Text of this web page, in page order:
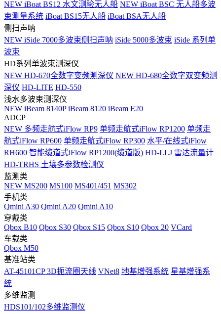
NEW iBoat BS12 水文测验无人船 NEW iBoat BSC 无人船多波
束测量系统 iBoat BS15无人船 iBoat BSA无人船
侧扫声呐
NEW iSide 7000多波束侧扫声呐 iSide 5000多波束 iSide 系列单
波束
HD系列单波束测深仪
NEW HD-670全数字变频测深仪 NEW HD-680全数字双变频测
深仪 HD-LITE HD-550
浅水多波束测深仪
NEW iBeam 8140P iBeam 8120 iBeam E20
ADCP
NEW 多频走航式iFlow RP9 单频走航式iFlow RP1200 单频走
航式iFlow RP600 单频走航式iFlow RP300 水平/在线式iFlow
RH600 智能缆道式iFlow RP1200(缆道版) HD-LLJ 雷达流量计
HD-TRHS 土壤多参数检测仪
监测类
NEW MS200 MS100 MS401/451 MS302
手机类
Qmini A30 Qmini A20 Qmini A10
穿戴类
Qbox B10 Qbox S30 Qbox S15 Qbox S10 Qbox 20 VCard
车载类
Qbox M50
基准站类
AT-45101CP 3D扼流圈天线 VNet8 地基增强系统 星基增强系
统
多维监测
HDS101/102多维监测仪